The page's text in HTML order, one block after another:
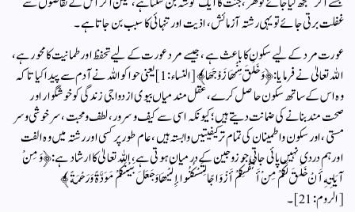
غفلت برتی جائے تو یہی رشتہ آزمائش، اذیت اور تنہائی کا سبب بن جاتا ہے۔
عورت مرد کے لیے سکون کا باعث ہے، جیسے مرد عورت کے لیے تحفظ اور طمانیت کا محور ہے،
اللہ تعالیٰ نے فرمایا: ﴿وَخَلَقَ مِنْهَا زَوْجَهَا﴾ [النساء: 1] یعنی حوا کو اللہ نے آدم سے پیدا کیا تاکہ
وہ اس کے ساتھ سکون حاصل کرے، عقل مند میاں بیوی ازدواجی زندگی کو خوشگوار اور
صحت مند بنانے کی ضمانت دیتے ہیں؛ کیونکہ اسی سے کیف وسرور، لطف ومحبت، سر خوشی وسر
مستی، اور سکون واطمینان کی تمام تر کیفیتیں وابستہ ہیں، عام طور پر کسی اور رشتہ میں وہ الفت
اور ہم دردی نہیں پائی جاتی جو زوجین کے درمیان ہوتی ہے، اللہ تعالیٰ کا ارشاد ہے: ﴿وَمِنْ
آيَاتِهِ أَنْ خَلَقَ لَكُمْ مِنْ أَنْفُسِكُمْ أَزْوَاجًا لِتَسْكُنُوا إِلَيْهَا وَجَعَلَ بَيْنَكُمْ مَوَدَّةً وَرَحْمَةً﴾
[الروم: 21]۔